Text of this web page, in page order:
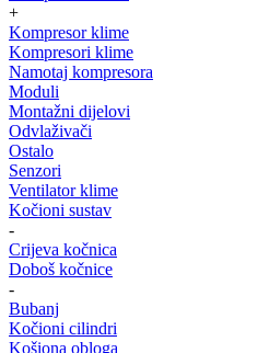
+
Kompresor klime
Kompresori klime
Namotaj kompresora
Moduli
Montažni dijelovi
Odvlaživači
Ostalo
Senzori
Ventilator klime
Kočioni sustav
-
Crijeva kočnica
Doboš kočnice
-
Bubanj
Kočioni cilindri
Košiona obloga